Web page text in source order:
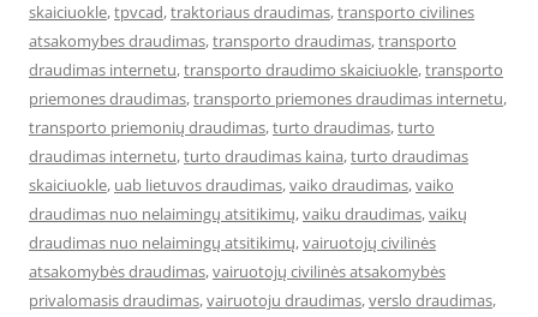
skaiciuokle,tpvcad,traktoriaus draudimas,transporto civilines
atsakomybes draudimas,transporto draudimas,transporto
draudimas internetu,transporto draudimo skaiciuokle,transporto
priemones draudimas,transporto priemones draudimas internetu,
transporto priemonių draudimas,turto draudimas,turto
draudimas internetu,turto draudimas kaina,turto draudimas
skaiciuokle, uab lietuvos draudimas,vaiko draudimas,vaiko
draudimas nuo nelaimingų atsitikimų,vaiku draudimas,vaikų
draudimas nuo nelaimingų atsitikimų,vairuotojų civilinės
atsakomybės draudimas,vairuotojų civilinės atsakomybės
privalomasis draudimas,vairuotoju draudimas,verslo draudimas,